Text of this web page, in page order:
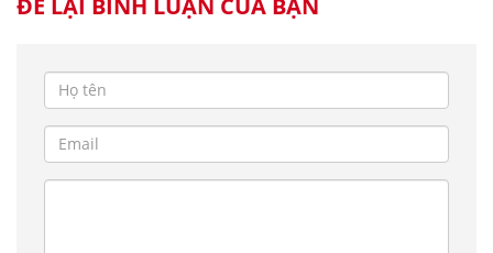
ĐỂ LẠI BÌNH LUẬN CỦA BẠN